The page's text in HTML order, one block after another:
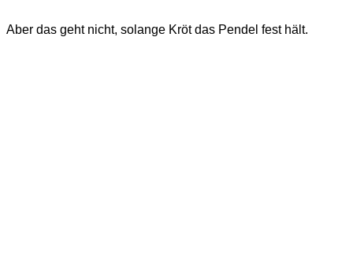
Aber das geht nicht, solange Kröt das Pendel fest hält.